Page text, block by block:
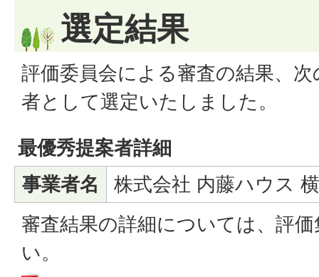
選定結果
評価委員会による審査の結果、
者として選定いたしました。
最優秀提案者詳細
事業者名
株式会社 内藤ハウス
審査結果の詳細については、評
い。